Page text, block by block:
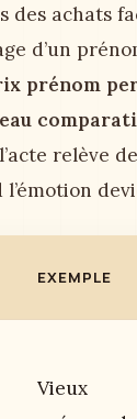
des achats
d’un
prénom
relève
EXEMPLE
Vieux